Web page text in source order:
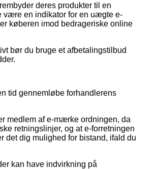
deres produkter til en
være en indikator for en uægte e-
køberen imod bedrageriske online
bør du bruge et afbetalingstilbud
tid gennemløbe forhandlerens
medlem af e-mærke ordningen, da
retningslinjer, og at e-forretningen
det dig mulighed for bistand, ifald du
kan have indvirkning på